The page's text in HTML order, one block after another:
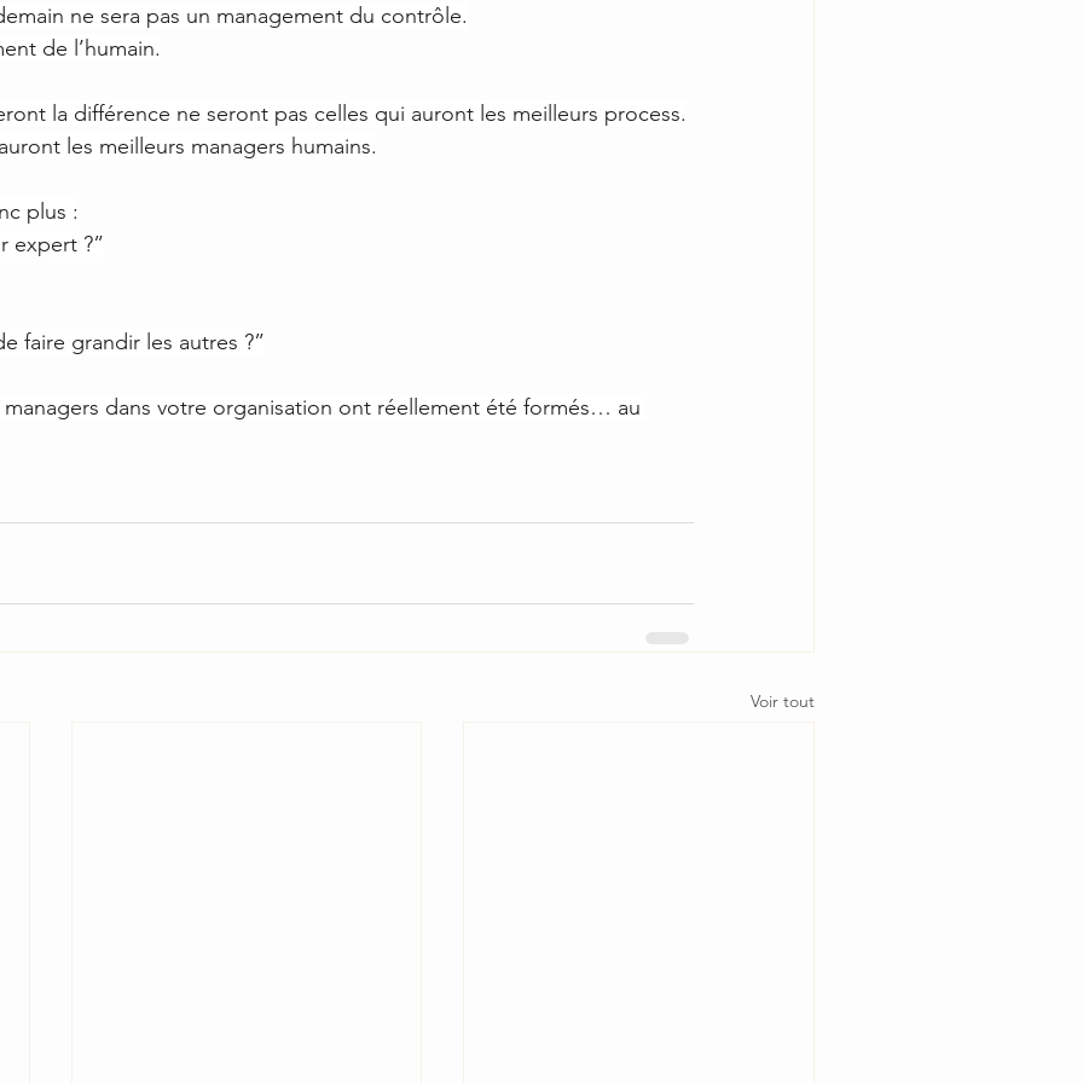
ne sera pas un management du contrôle.
de l’humain.
la différence ne seront pas celles qui auront les meilleurs process.
les meilleurs managers humains.
plus :
expert ?”
faire grandir les autres ?”
dans votre organisation ont réellement été formés… au
Voir tout